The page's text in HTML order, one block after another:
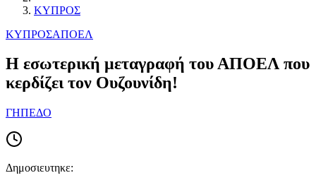
ΚΥΠΡΟΣ
ΚΥΠΡΟΣΑΠΟΕΛ
Η εσωτερική μεταγραφή του ΑΠΟΕΛ που
κερδίζει τον Ουζουνίδη!
ΓΗΠΕΔΟ
Δημοσιευτηκε: